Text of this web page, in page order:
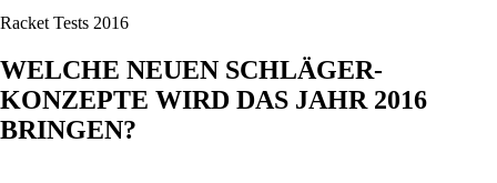
Racket Tests 2016
WELCHE NEUEN SCHLÄGER-
KONZEPTE WIRD DAS JAHR 2016
BRINGEN?